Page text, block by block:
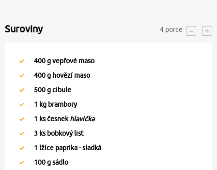
Suroviny 4 porce
400g vepřové maso
400g hovězí maso
500g cibule
1 kg brambory
1 ks česnekhlavička
3 ks bobkový list
1 lžíce paprika - sladká
100g sádlo